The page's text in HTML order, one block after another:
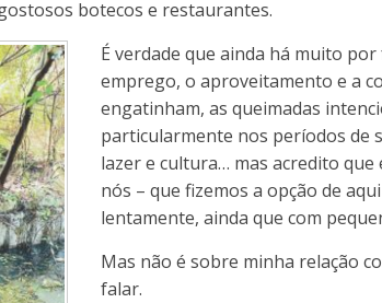
botecos e restaurantes.
É verdade que ainda há muito
emprego, o aproveitamento e a
engatinham, as queimadas
particularmente nos períodos de
lazer e cultura… mas acredito que
nós – que fizemos a opção de
lentamente, ainda que com
Mas não é sobre minha relação
falar.